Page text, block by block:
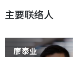
主要联络人
廖泰业